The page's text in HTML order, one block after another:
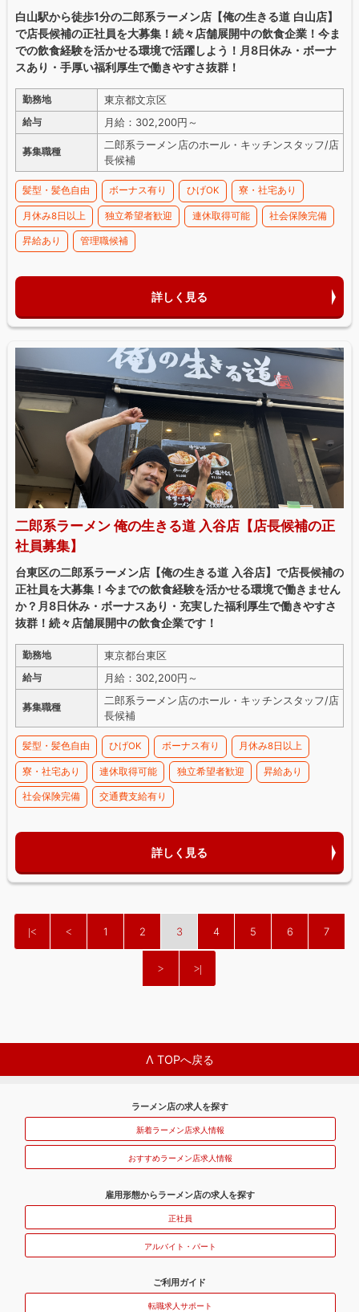
白山駅から徒歩1分の二郎系ラーメン店【俺の生きる道 白山店】
で店長候補の正社員を大募集！続々店舗展開中の飲食企業！今ま
での飲食経験を活かせる環境で活躍しよう！月8日休み・ボーナ
スあり・手厚い福利厚生で働きやすさ抜群！
勤務地 東京都文京区
給与 月給：302,200円～
募集職種
二郎系ラーメン店のホール・キッチンスタッフ/店
長候補
髪型・髪色自由 ボーナス有り ひげOK 寮・社宅あり
月休み8日以上 独立希望者歓迎 連休取得可能 社会保険完備
昇給あり 管理職候補
詳しく見る
二郎系ラーメン 俺の生きる道 入谷店【店長候補の正
社員募集】
台東区の二郎系ラーメン店【俺の生きる道 入谷店】で店長候補の
正社員を大募集！今までの飲食経験を活かせる環境で働きません
か？月8日休み・ボーナスあり・充実した福利厚生で働きやすさ
抜群！続々店舗展開中の飲食企業です！
勤務地 東京都台東区
給与 月給：302,200円～
募集職種
二郎系ラーメン店のホール・キッチンスタッフ/店
長候補
髪型・髪色自由 ひげOK ボーナス有り 月休み8日以上
寮・社宅あり 連休取得可能 独立希望者歓迎 昇給あり
社会保険完備 交通費支給有り
詳しく見る
1 2 3 4 5 6 7
Λ TOPへ戻る
ラーメン店の求人を探す
新着ラーメン店求人情報
おすすめラーメン店求人情報
雇用形態からラーメン店の求人を探す
正社員
アルバイト・パート
ご利用ガイド
転職求人サポート